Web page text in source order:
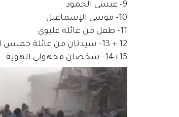
9- عيسى الحمود
10- موسى الإسماعيل
11- طفل من عائلة عليوي
12 + 13- سيدتان من عائلة خميس الخليفة
14+15- شخصان مجهولي الهوية.